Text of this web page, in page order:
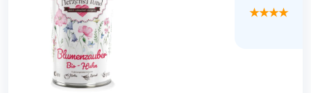
★★★★